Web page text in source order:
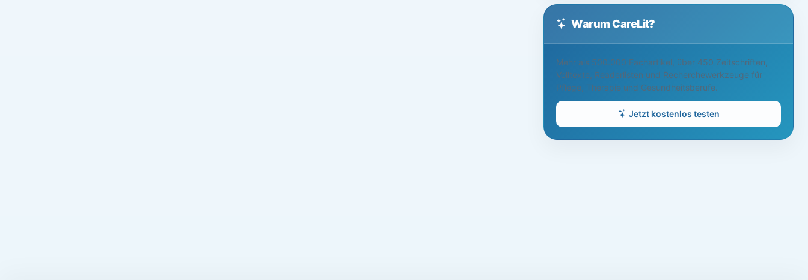
Warum CareLit?
Mehr als 500.000 Fachartikel, über 450 Zeitschriften,
Volltexte, Readerlisten und Recherchewerkzeuge für
Pflege, Therapie und Gesundheitsberufe.
Jetzt kostenlos testen